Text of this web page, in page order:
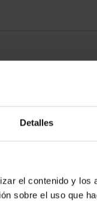
Detalles
el contenido y
sobre el uso que